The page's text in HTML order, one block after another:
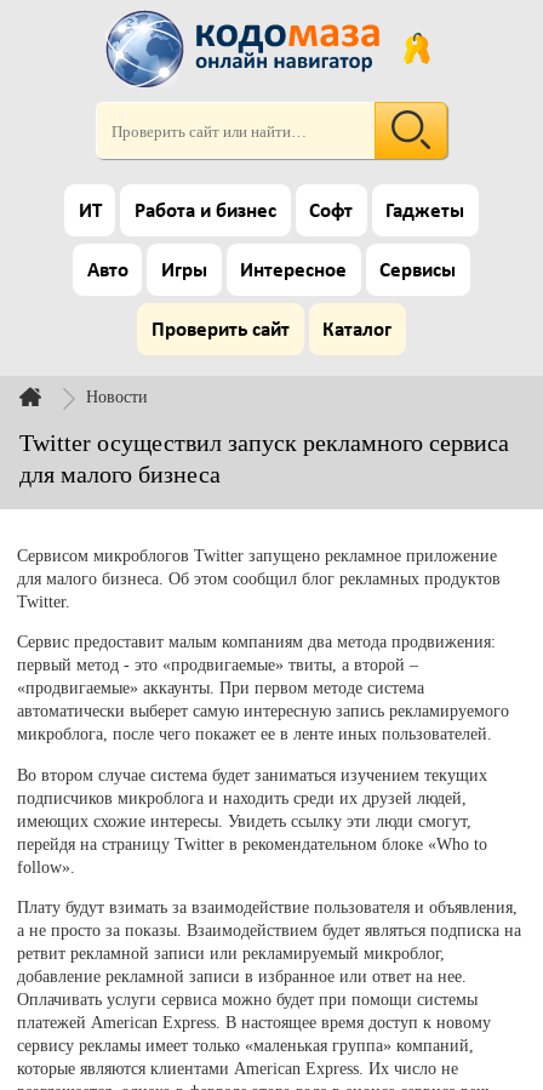
ИТ Работа и бизнес Софт Гаджеты
Авто Игры Интересное Сервисы
Проверить сайт Каталог
Новости
Twitter осуществил запуск рекламного сервиса
для малого бизнеса
Сервисом микроблогов Twitter запущено рекламное приложение
для малого бизнеса. Об этом сообщил блог рекламных продуктов
Twitter.
Сервис предоставит малым компаниям два метода продвижения:
первый метод - это «продвигаемые» твиты, а второй –
«продвигаемые» аккаунты. При первом методе система
автоматически выберет самую интересную запись рекламируемого
микроблога, после чего покажет ее в ленте иных пользователей.
Во втором случае система будет заниматься изучением текущих
подписчиков микроблога и находить среди их друзей людей,
имеющих схожие интересы. Увидеть ссылку эти люди смогут,
перейдя на страницу Twitter в рекомендательном блоке «Who to
follow».
Плату будут взимать за взаимодействие пользователя и объявления,
а не просто за показы. Взаимодействием будет являться подписка на
ретвит рекламной записи или рекламируемый микроблог,
добавление рекламной записи в избранное или ответ на нее.
Оплачивать услуги сервиса можно будет при помощи системы
платежей American Express. В настоящее время доступ к новому
сервису рекламы имеет только «маленькая группа» компаний,
которые являются клиентами American Express. Их число не